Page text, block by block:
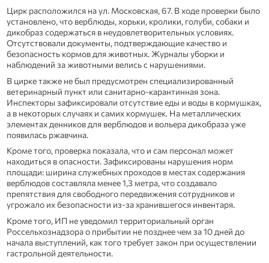
Цирк расположился на ул. Московская, 67. В ходе проверки было
установлено, что верблюды, хорьки, кролики, голуби, собаки и
дикобраз содержаться в неудовлетворительных условиях.
Отсутствовали документы, подтверждающие качество и
безопасность кормов для животных. Журналы уборки и
наблюдений за животными велись с нарушениями.
В цирке также не был предусмотрен специализированный
ветеринарный пункт или санитарно-карантинная зона.
Инспекторы зафиксировали отсутствие еды и воды в кормушках,
а в некоторых случаях и самих кормушек. На металлических
элементах денников для верблюдов и вольера дикобраза уже
появилась ржавчина.
Кроме того, проверка показала, что и сам персонал может
находиться в опасности. Зафиксированы нарушения норм
площади: ширина служебных проходов в местах содержания
верблюдов составляла менее 1,3 метра, что создавало
препятствия для свободного передвижения сотрудников и
угрожало их безопасности из-за хранившегося инвентаря.
Кроме того, ИП не уведомил территориальный орган
Россельхознадзора о прибытии не позднее чем за 10 дней до
начала выступлений, как того требует закон при осуществлении
гастрольной деятельности.